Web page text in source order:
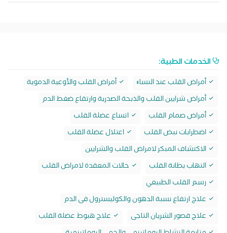
الخدمات الطبية:
أمراض القلب عند النساﺀ
أمراض القلب والأوعية الدموية
أمراض شرايين القلب والذبحة الصدرية وارتقاع ضغط الدم
أمراض صمام القلب
اتساع عضلة القلب
اضطرابات نبض القلب
اعتلال عضلة القلب
الاكتشاف المبكر لامراض القلب والشرايين
التهاب بطانة القلب
حالات المعقدة لامراض القلب
رسم القلب الطبيعي
علاج ارتفاع نسبة الدهون والكوليسترول فى الدم
علاج قصور الشريان التاجى
علاج هبوط عضلة القلب